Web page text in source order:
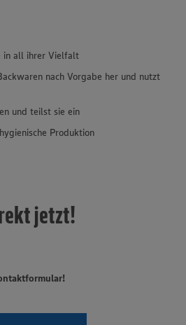
in all ihrer Vielfalt
nach Vorgabe her und nutzt
und teilst sie ein
Produktion
jetzt!